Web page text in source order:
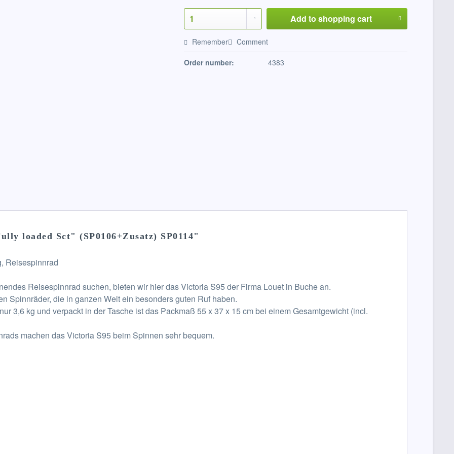
Add to shopping cart
Remember Comment
Order number: 4383
loaded Sct" (SP0106+Zusatz) SP0114"
Reisespinnrad
Reisespinnrad suchen, bieten wir hier das Victoria S95 der Firma Louet in Buche an.
Spinnräder, die in ganzen Welt ein besonders guten Ruf haben.
3,6 kg und verpackt in der Tasche ist das Packmaß 55 x 37 x 15 cm bei einem Gesamtgewicht (incl.
machen das Victoria S95 beim Spinnen sehr bequem.